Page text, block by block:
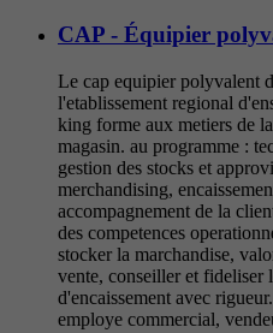
CAP - Équipier
Le cap equipier polyvalent
l'etablissement regional
king forme aux metiers de
magasin. au programme :
gestion des stocks et
merchandising,
accompagnement de la
des competences
stocker la marchandise,
vente, conseiller et fideliser
d'encaissement avec
employe commercial,